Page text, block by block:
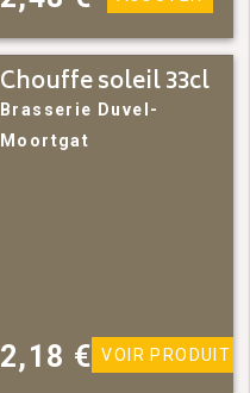
Chouffe soleil 33cl
Brasserie Duvel-
Moortgat
2,18 € VOIR PRODUIT